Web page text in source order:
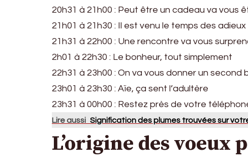
20h31 à 21h00 : Peut être un cadeau va vous
21h01 à 21h30 : Il est venu le temps des adieux
21h31 à 22h00 : Une rencontre va vous
2h01 à 22h30 : Le bonheur, tout simplement
22h31 à 23h00 : On va vous donner un second
23h01 à 23h30 : Aïe, ça sent l’adultère
23h31 à 00h00 : Restez près de votre
Lire aussi Signification des plumes trouvées sur
L’origine des voeux